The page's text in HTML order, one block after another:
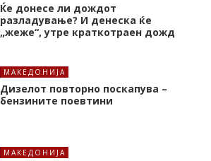
Ќе донесе ли дождот
разладување? И денеска ќе
„жеже“, утре краткотраен дожд
МАКЕДОНИЈА
Дизелот повторно поскапува –
бензините поевтини
МАКЕДОНИЈА